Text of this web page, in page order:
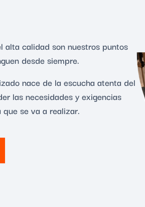
alta calidad son nuestros puntos
desde siempre.
nace de la escucha atenta del
las necesidades y exigencias
se va a realizar.